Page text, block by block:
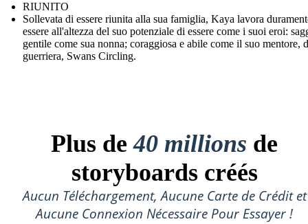
RIUNITO
Sollevata di essere riunita alla sua famiglia, Kaya lavora
essere all'altezza del suo potenziale di essere come i suoi eroi:
gentile come sua nonna; coraggiosa e abile come il suo mentore,
guerriera, Swans Circling.
Plus de40 millions de
storyboards créés
Aucun Téléchargement, Aucune Carte de Crédit et
Aucune Connexion Nécessaire Pour Essayer !